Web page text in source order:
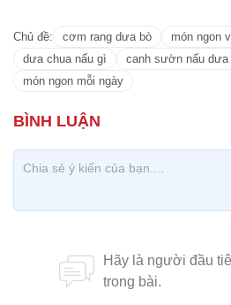
Chủ đề: cơm rang dưa bò
món ngon
dưa chua nấu gì
canh sườn nấu dưa
món ngon mỗi ngày